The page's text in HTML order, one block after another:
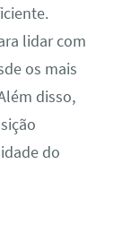
lidar com
os mais
disso,
do